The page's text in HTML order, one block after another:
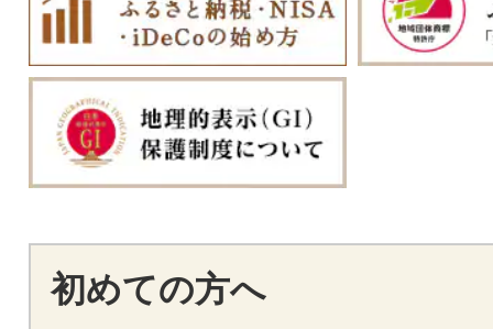
初めての方へ